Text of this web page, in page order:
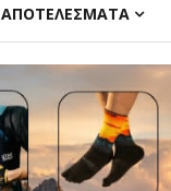
ΑΠΟΤΕΛΕΣΜΑΤΑ